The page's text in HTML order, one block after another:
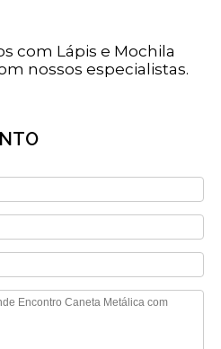
com Lápis e Mochila
nossos especialistas.